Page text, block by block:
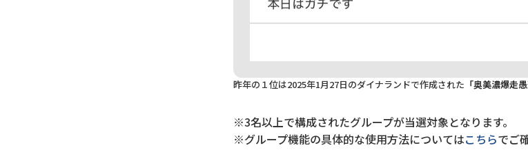
昨年の１位は2025年1月27日のダイナランドで作成された 「奥美濃爆走愚
※3名以上で構成されたグループが当選対象となります。
※グループ機能の具体的な使用方法についてはこちらでご